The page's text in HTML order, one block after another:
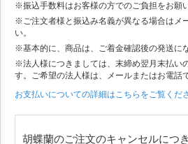
※振込手数料はお客様の方でのご負担をお願
※ご注文者様と振込み名義が異なる場合はメ
い。
※基本的に、商品は、ご着金確認後の発送に
※法人様につきましては、末締め翌月末払い
す。ご希望の法人様は、メールまたはお電話
お支払いについての詳細はこちらをご覧くだ
胡蝶蘭のご注文のキャンセルにつ